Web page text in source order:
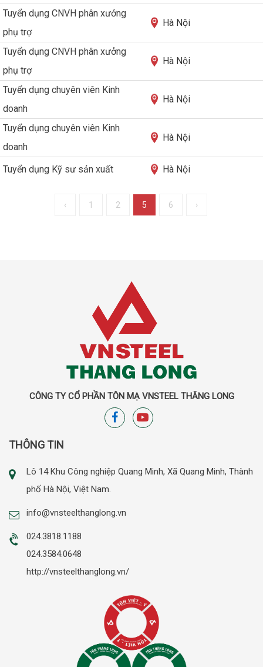
Tuyển dụng CNVH phân xưởng
phụ trợ
Hà Nội
Tuyển dụng CNVH phân xưởng
phụ trợ
Hà Nội
Tuyển dụng chuyên viên Kinh
doanh
Hà Nội
Tuyển dụng chuyên viên Kinh
doanh
Hà Nội
Tuyển dụng Kỹ sư sản xuất Hà Nội
‹ 1 2 5 6 ›
CÔNG TY CỔ PHẦN TÔN MẠ VNSTEEL THĂNG LONG
THÔNG TIN
Lô 14 Khu Công nghiệp Quang Minh, Xã Quang Minh, Thành
phố Hà Nội, Việt Nam.
info@vnsteelthanglong.vn
024.3818.1188
024.3584.0648
http://vnsteelthanglong.vn/